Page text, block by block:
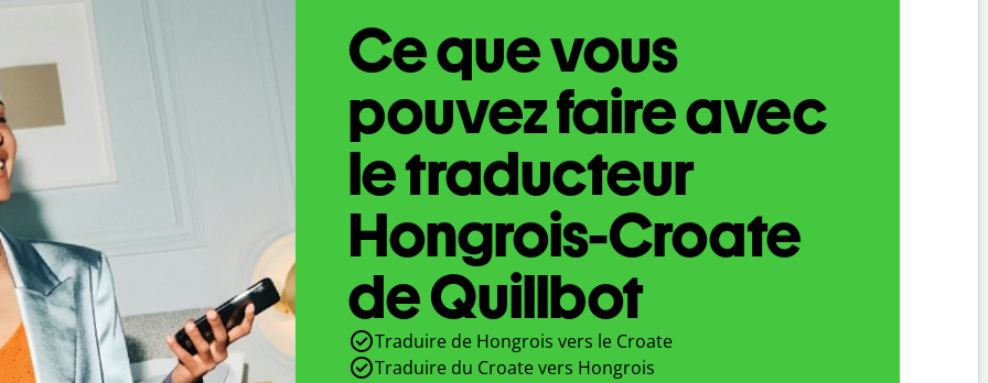
Ce que vous
pouvez faire avec
le traducteur
Hongrois-Croate
de Quillbot
Traduire de Hongrois vers le Croate
Traduire du Croate vers Hongrois